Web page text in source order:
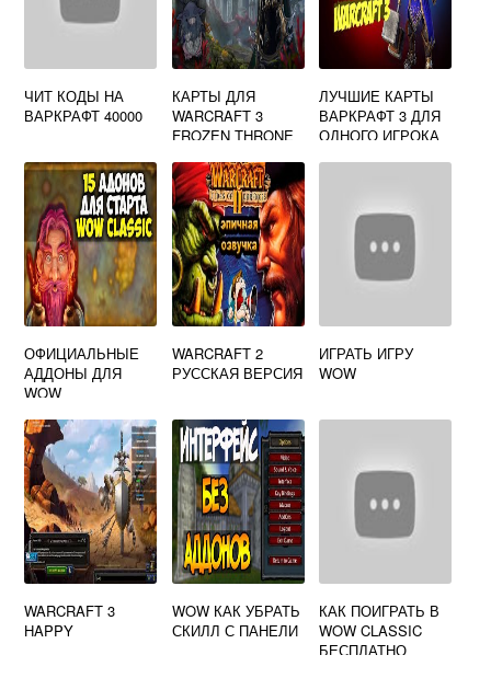
ЧИТ КОДЫ НА
ВАРКРАФТ 40000
КАРТЫ ДЛЯ
WARCRAFT 3
FROZEN THRONE
ЛУЧШИЕ КАРТЫ
ВАРКРАФТ 3 ДЛЯ
ОДНОГО ИГРОКА
ОФИЦИАЛЬНЫЕ
АДДОНЫ ДЛЯ
WOW
WARCRAFT 2
РУССКАЯ ВЕРСИЯ
ИГРАТЬ ИГРУ
WOW
WARCRAFT 3
HAPPY
WOW КАК УБРАТЬ
СКИЛЛ С ПАНЕЛИ
КАК ПОИГРАТЬ В
WOW CLASSIC
БЕСПЛАТНО